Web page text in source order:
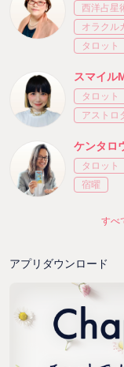
西洋占星
オラクル
タロット
スマイル
タロット
アストロ
ケンタロ
タロット
宿曜
すべ
アプリダウンロード